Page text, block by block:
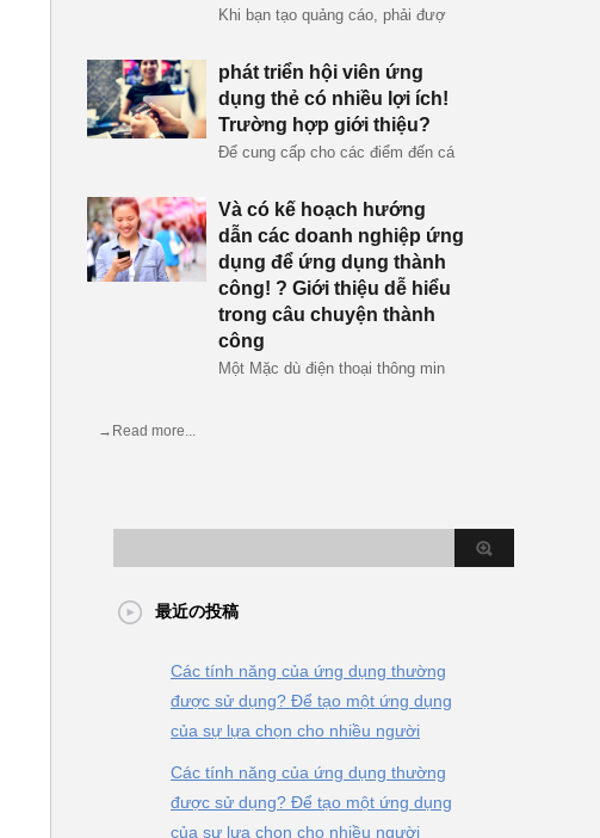
Khi bạn tạo quảng cáo, phải đượ
phát triển hội viên ứng
dụng thẻ có nhiều lợi ích!
Trường hợp giới thiệu?
Để cung cấp cho các điểm đến cá
Và có kế hoạch hướng
dẫn các doanh nghiệp ứng
dụng để ứng dụng thành
công! ? Giới thiệu dễ hiểu
trong câu chuyện thành
công
Một Mặc dù điện thoại thông min
→Read more...
最近の投稿
Các tính năng của ứng dụng thường
được sử dụng? Để tạo một ứng dụng
của sự lựa chọn cho nhiều người
Các tính năng của ứng dụng thường
được sử dụng? Để tạo một ứng dụng
của sự lựa chọn cho nhiều người